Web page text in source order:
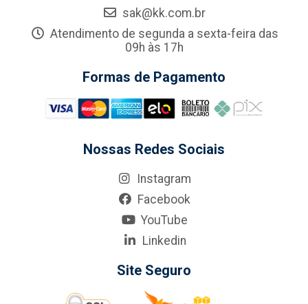
sak@kk.com.br
Atendimento de segunda a sexta-feira das
09h às 17h
Formas de Pagamento
Nossas Redes Sociais
Instagram
Facebook
YouTube
Linkedin
Site Seguro